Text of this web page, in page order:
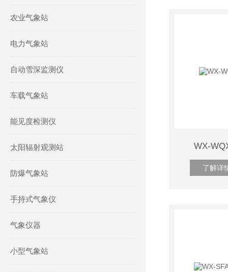
农业气象站
电力气象站
自动雪深监测仪
车载气象站
能见度检测仪
太阳辐射观测站
防爆气象站
手持式气象仪
气象仪器
小型气象站
WX-
了解详